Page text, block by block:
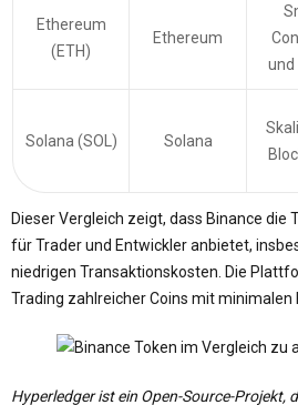
Ethereum
(ETH)
Ethereum
und
Solana (SOL) Solana
Dieser Vergleich zeigt, dass Binance die
für Trader und Entwickler anbietet,
niedrigen Transaktionskosten. Die
Trading zahlreicher Coins mit minimalen
Hyperledger ist ein Open-Source-Projekt,